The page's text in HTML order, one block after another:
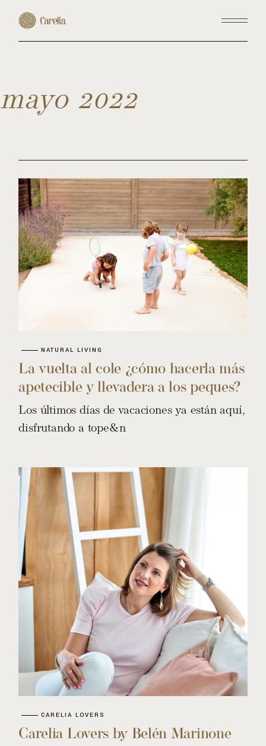
content
mayo 2022
NATURAL LIVING
La vuelta al cole ¿cómo hacerla más
apetecible y llevadera a los peques?
Los últimos días de vacaciones ya están aquí,
disfrutando a tope&n
CARELIA LOVERS
Carelia Lovers by Belén Marinone